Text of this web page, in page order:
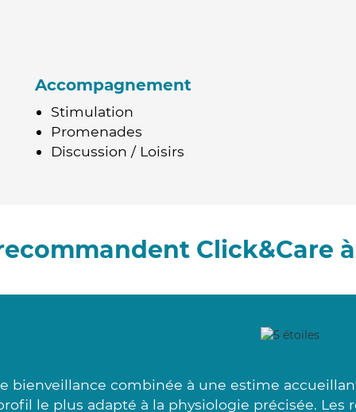
Accompagnement
Stimulation
Promenades
Discussion / Loisirs
Click&Care
bienveillance combinée à une estime
le plus adapté à la physiologie précisée.